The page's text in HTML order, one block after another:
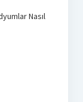
Nasıl